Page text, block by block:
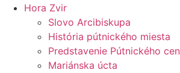
Hora Zvir
Slovo Arcibiskupa
História pútnického miesta
Predstavenie Pútnického
Mariánska úcta